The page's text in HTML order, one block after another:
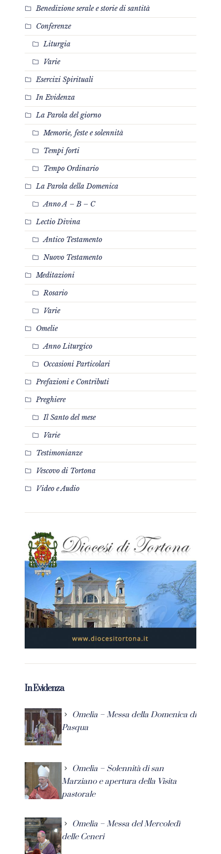
Benedizione serale e storie di santità
Conferenze
Liturgia
Varie
Esercizi Spirituali
In Evidenza
La Parola del giorno
Memorie, feste e solennità
Tempi forti
Tempo Ordinario
La Parola della Domenica
Anno A – B – C
Lectio Divina
Antico Testamento
Nuovo Testamento
Meditazioni
Rosario
Varie
Omelie
Anno Liturgico
Occasioni Particolari
Prefazioni e Contributi
Preghiere
Il Santo del mese
Varie
Testimonianze
Vescovo di Tortona
Video e Audio
In Evidenza
Omelia – Messa della Domenica di
Pasqua
Omelia – Solennità di san
Marziano e apertura della Visita
pastorale
Omelia – Messa del Mercoledì
delle Ceneri